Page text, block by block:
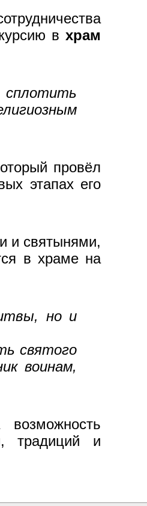
в храм
сплотить
провёл
этапах его
и святынями,
в храме на
но и
святого
воинам,
традиций и